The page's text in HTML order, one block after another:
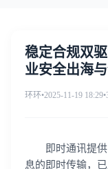
稳定合规双
业安全出海
环环•2025-11-19 18:29•
即时通讯提供
息的即时传输，